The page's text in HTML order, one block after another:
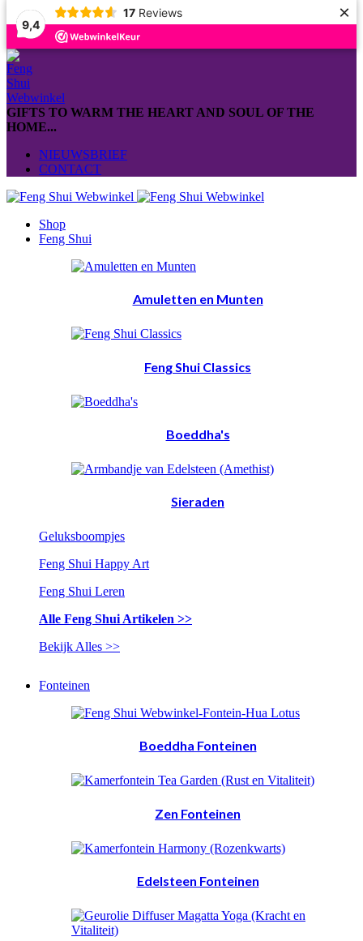
9,4
17 Reviews ×
GIFTS TO WARM THE HEART AND SOUL OF THE
HOME...
NIEUWSBRIEF
CONTACT
Shop
Feng Shui
Amuletten en Munten
Feng Shui Classics
Boeddha's
Sieraden
Geluksboompjes
Feng Shui Happy Art
Feng Shui Leren
Alle Feng Shui Artikelen >>
Bekijk Alles >>
Fonteinen
Boeddha Fonteinen
Zen Fonteinen
Edelsteen Fonteinen